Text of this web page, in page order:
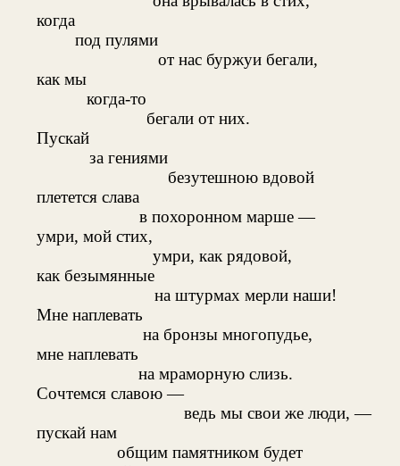
когда
под пулями
от нас буржуи бегали,
как мы
когда-то
бегали от них.
Пускай
за гениями
безутешною вдовой
плетется слава
в похоронном марше —
умри, мой стих,
умри, как рядовой,
как безымянные
на штурмах мерли наши!
Мне наплевать
на бронзы многопудье,
мне наплевать
на мраморную слизь.
Сочтемся славою —
ведь мы свои же люди, —
пускай нам
общим памятником будет